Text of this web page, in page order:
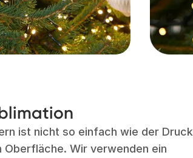
ist nicht so einfach wie der Druck
Oberfläche. Wir verwenden ein